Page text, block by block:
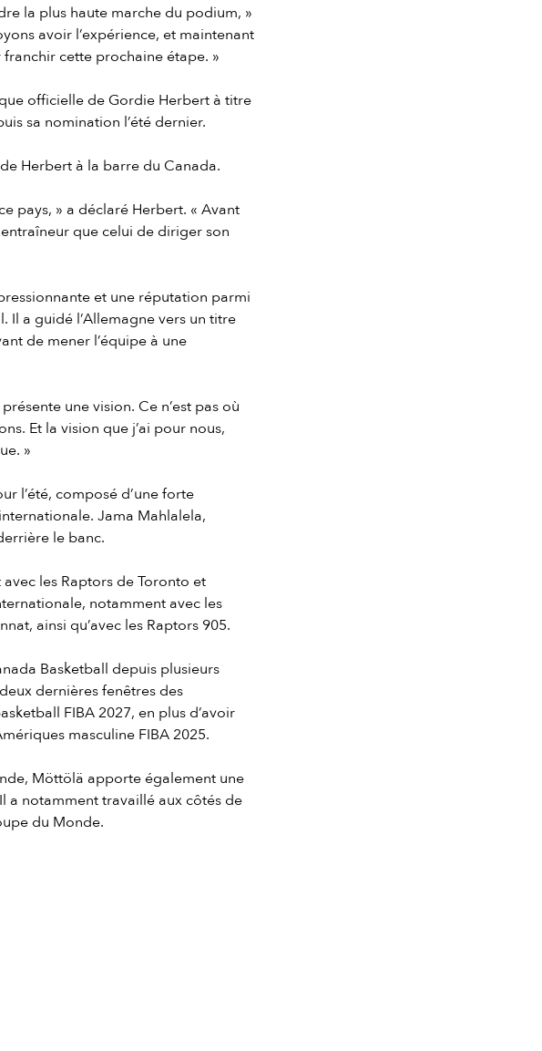
la plus haute marche du podium, »
avoir l’expérience, et maintenant
cette prochaine étape. »
officielle de Gordie Herbert à titre
sa nomination l’été dernier.
Herbert à la barre du Canada.
pays, » a déclaré Herbert. « Avant
que celui de diriger son
et une réputation parmi
Il a guidé l’Allemagne vers un titre
de mener l’équipe à une
une vision. Ce n’est pas où
Et la vision que j’ai pour nous,
»
l’été, composé d’une forte
Jama Mahlalela,
le banc.
les Raptors de Toronto et
notamment avec les
ainsi qu’avec les Raptors 905.
Basketball depuis plusieurs
dernières fenêtres des
FIBA 2027, en plus d’avoir
masculine FIBA 2025.
Möttölä apporte également une
a notamment travaillé aux côtés de
du Monde.